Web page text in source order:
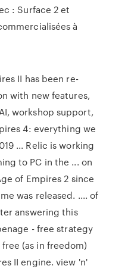
: Surface 2 et
à
II has been re-
with new features,
workshop support,
4: everything we
... Relic is working
to PC in the ... on
of Empires 2 since
was released. .... of
answering this
- free strategy
(as in freedom)
II engine. view 'n'